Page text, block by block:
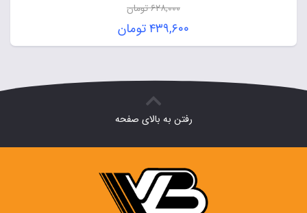
۶۲۸,۰۰۰تومان
قیمت
اصلی:
بود.
۴۳۹,۶۰۰تومان
قیمت
۴۳۹,۶۰۰ تومان.
رفتن به بالای صفحه